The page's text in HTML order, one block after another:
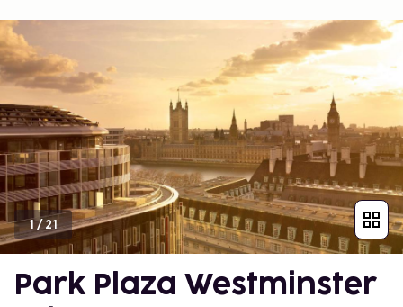
1/21
Park Plaza Westminster